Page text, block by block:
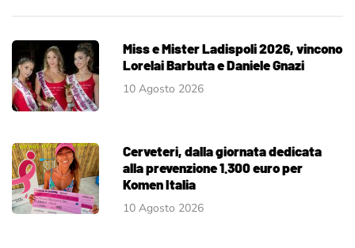
Miss e Mister Ladispoli 2026, vincono
Lorelai Barbuta e Daniele Gnazi
10 Agosto 2026
Cerveteri, dalla giornata dedicata
alla prevenzione 1.300 euro per
Komen Italia
10 Agosto 2026